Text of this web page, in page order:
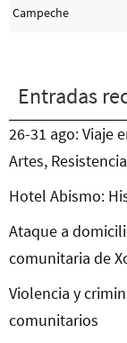
Campeche
Entradas
26-31 ago: Viaje
Artes,
Hotel Abismo:
Ataque a
comunitaria de
Violencia y
comunitarios